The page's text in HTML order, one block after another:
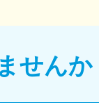
せんか